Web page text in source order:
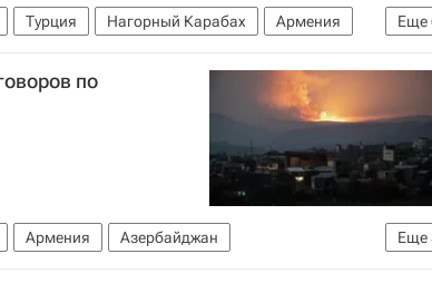
Еще
Турция Нагорный Карабах
Армения
МИД Турции
Федерации (МИД РФ)
Сергей Лавров
по
Еще
Армения
Азербайджан
Карабах Никол Пашинян